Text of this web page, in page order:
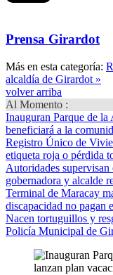
Prensa Girardot
Más en esta categoría:
alcaldía de Girardot »
volver arriba
Al Momento :
Inauguran Parque de la
beneficiará a la
Registro Único de
etiqueta roja o pérdida
Autoridades supervisan
gobernadora y alcalde
Terminal de Maracay
discapacidad no pagan
Nacen tortuguillos y
Policía Municipal de